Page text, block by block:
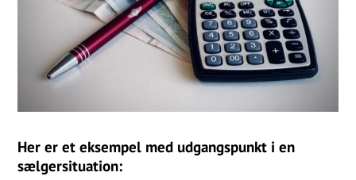
Her er et eksempel med udgangspunkt i en
sælgersituation: